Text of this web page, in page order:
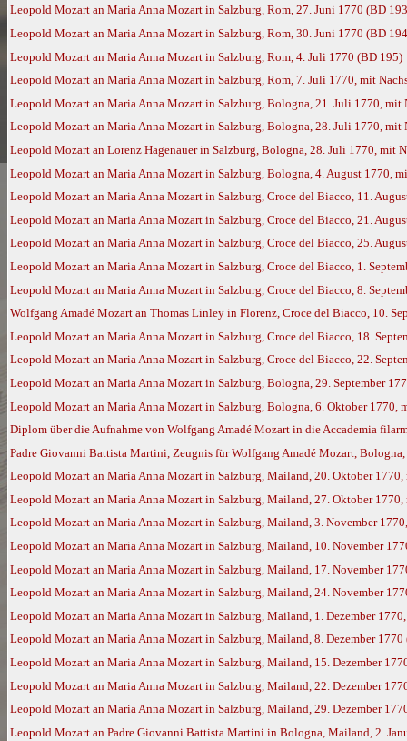
Leopold Mozart an Maria Anna Mozart in Salzburg, Rom, 27. Juni 1770 (BD
Leopold Mozart an Maria Anna Mozart in Salzburg, Rom, 30. Juni 1770 (BD
Leopold Mozart an Maria Anna Mozart in Salzburg, Rom, 4. Juli 1770 (BD 195)
Leopold Mozart an Maria Anna Mozart in Salzburg, Rom, 7. Juli 1770, mit
Leopold Mozart an Maria Anna Mozart in Salzburg, Bologna, 21. Juli 1770,
Leopold Mozart an Maria Anna Mozart in Salzburg, Bologna, 28. Juli 1770,
Leopold Mozart an Lorenz Hagenauer in Salzburg, Bologna, 28. Juli 1770, mit
Leopold Mozart an Maria Anna Mozart in Salzburg, Bologna, 4. August 1770,
Leopold Mozart an Maria Anna Mozart in Salzburg, Croce del Biacco, 11.
Leopold Mozart an Maria Anna Mozart in Salzburg, Croce del Biacco, 21.
Leopold Mozart an Maria Anna Mozart in Salzburg, Croce del Biacco, 25.
Leopold Mozart an Maria Anna Mozart in Salzburg, Croce del Biacco, 1.
Leopold Mozart an Maria Anna Mozart in Salzburg, Croce del Biacco, 8.
Wolfgang Amadé Mozart an Thomas Linley in Florenz, Croce del Biacco, 10.
Leopold Mozart an Maria Anna Mozart in Salzburg, Croce del Biacco, 18.
Leopold Mozart an Maria Anna Mozart in Salzburg, Croce del Biacco, 22.
Leopold Mozart an Maria Anna Mozart in Salzburg, Bologna, 29. September
Leopold Mozart an Maria Anna Mozart in Salzburg, Bologna, 6. Oktober
Diplom über die Aufnahme von Wolfgang Amadé Mozart in die Accademia
Padre Giovanni Battista Martini, Zeugnis für Wolfgang Amadé Mozart,
Leopold Mozart an Maria Anna Mozart in Salzburg, Mailand, 20. Oktober
Leopold Mozart an Maria Anna Mozart in Salzburg, Mailand, 27. Oktober
Leopold Mozart an Maria Anna Mozart in Salzburg, Mailand, 3. November
Leopold Mozart an Maria Anna Mozart in Salzburg, Mailand, 10. November
Leopold Mozart an Maria Anna Mozart in Salzburg, Mailand, 17. November
Leopold Mozart an Maria Anna Mozart in Salzburg, Mailand, 24. November
Leopold Mozart an Maria Anna Mozart in Salzburg, Mailand, 1. Dezember
Leopold Mozart an Maria Anna Mozart in Salzburg, Mailand, 8. Dezember 1770
Leopold Mozart an Maria Anna Mozart in Salzburg, Mailand, 15. Dezember
Leopold Mozart an Maria Anna Mozart in Salzburg, Mailand, 22. Dezember
Leopold Mozart an Maria Anna Mozart in Salzburg, Mailand, 29. Dezember
Leopold Mozart an Padre Giovanni Battista Martini in Bologna, Mailand, 2.